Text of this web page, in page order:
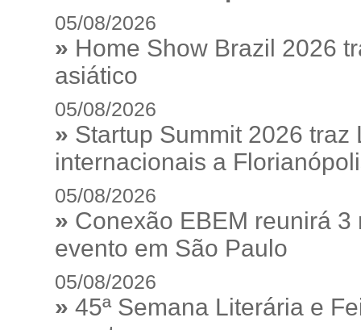
05/08/2026
» Home Show Brazil 2026
asiático
05/08/2026
» Startup Summit 2026
internacionais a
05/08/2026
» Conexão EBEM reunirá
evento em São Paulo
05/08/2026
» 45ª Semana Literária e